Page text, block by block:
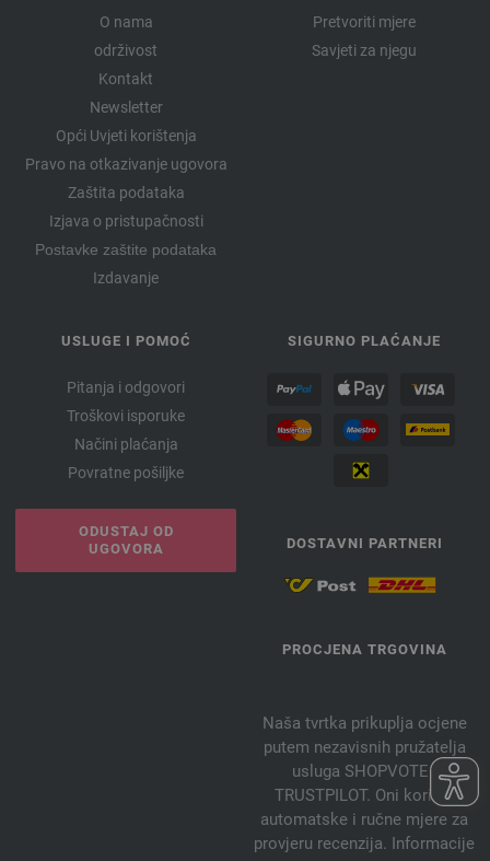
O nama
održivost
Kontakt
Newsletter
Opći Uvjeti korištenja
Pravo na otkazivanje ugovora
Zaštita podataka
Izjava o pristupačnosti
Postavke zaštite podataka
Izdavanje
Pretvoriti mjere
Savjeti za njegu
USLUGE I POMOĆ
Pitanja i odgovori
Troškovi isporuke
Načini plaćanja
Povratne pošiljke
ODUSTAJ OD
UGOVORA
SIGURNO PLAĆANJE
DOSTAVNI PARTNERI
PROCJENA TRGOVINA
Naša tvrtka prikuplja ocjene
putem nezavisnih pružatelja
usluga SHOPVOTE i
TRUSTPILOT. Oni koriste
automatske i ručne mjere za
provjeru recenzija. Informacije